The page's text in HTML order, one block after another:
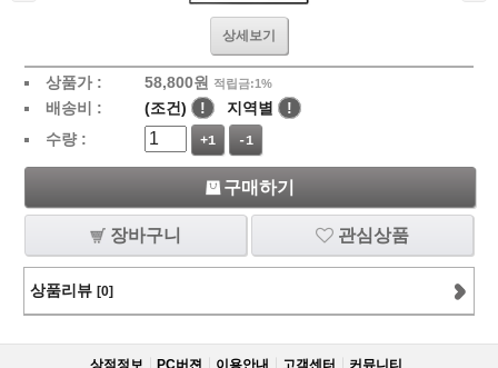
상세보기
상품가 : 58,800원 적립금:1%
배송비 : (조건) ! 지역별
!
수량 :
+1 -1
구매하기
장바구니 관심상품
상품리뷰 [0]
상점정보 PC버젼 이용안내 고객센터 커뮤니티